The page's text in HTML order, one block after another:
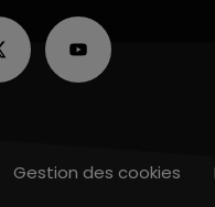
Gestion des cookies